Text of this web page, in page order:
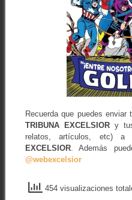
Recuerda que puedes
TRIBUNA EXCELSIORy tus
relatos, artículos, etc)
EXCELSIOR. Además
@webexcelsior
454 visualizaciones